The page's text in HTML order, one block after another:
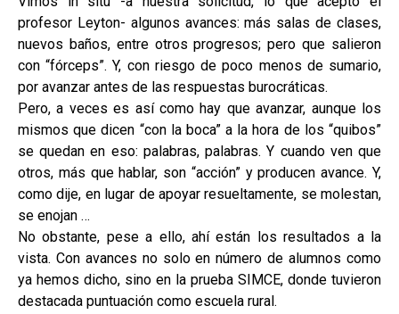
profesor Leyton- algunos avances: más salas de clases,
nuevos baños, entre otros progresos; pero que salieron
con “fórceps”. Y, con riesgo de poco menos de sumario,
por avanzar antes de las respuestas burocráticas.
Pero, a veces es así como hay que avanzar, aunque los
mismos que dicen “con la boca” a la hora de los “quibos”
se quedan en eso: palabras, palabras. Y cuando ven que
otros, más que hablar, son “acción” y producen avance. Y,
como dije, en lugar de apoyar resueltamente, se molestan,
se enojan …
No obstante, pese a ello, ahí están los resultados a la
vista. Con avances no solo en número de alumnos como
ya hemos dicho, sino en la prueba SIMCE, donde tuvieron
destacada puntuación como escuela rural.